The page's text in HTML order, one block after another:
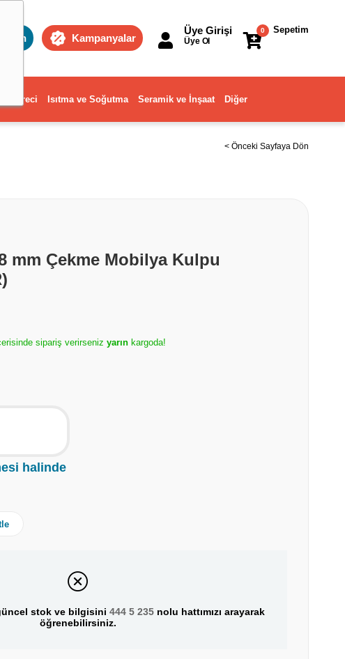
Kampanyalar
Sepetim
0
Üye Girişi
Üye Ol
Gereci Isıtma ve Soğutma Seramik ve İnşaat Diğer
< Önceki Sayfaya Dön
mm Çekme Mobilya Kulpu
sipariş verirseniz yarın kargoda!
halinde
stok ve bilgisini 444 5 235nolu hattımızı arayarak
öğrenebilirsiniz.